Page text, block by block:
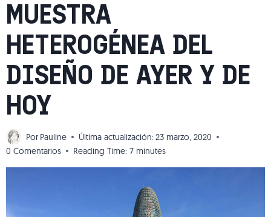
MUESTRA
HETEROGÉNEA DEL
DISEÑO DE AYER Y DE
HOY
Por Pauline Última actualización: 23 marzo, 2020
0 Comentarios
Reading Time: 7 minutes